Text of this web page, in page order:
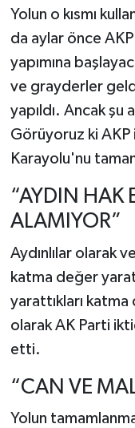
Yolun o kısmı
da aylar önce
yapımına
ve grayderler
yapıldı. Ancak şu
Görüyoruz ki AKP
Karayolu'nu
“AYDIN HAK
ALAMIYOR”
Aydınlılar olarak
katma değer
yarattıkları katma
olarak AK Parti
etti.
“CAN VE
Yolun